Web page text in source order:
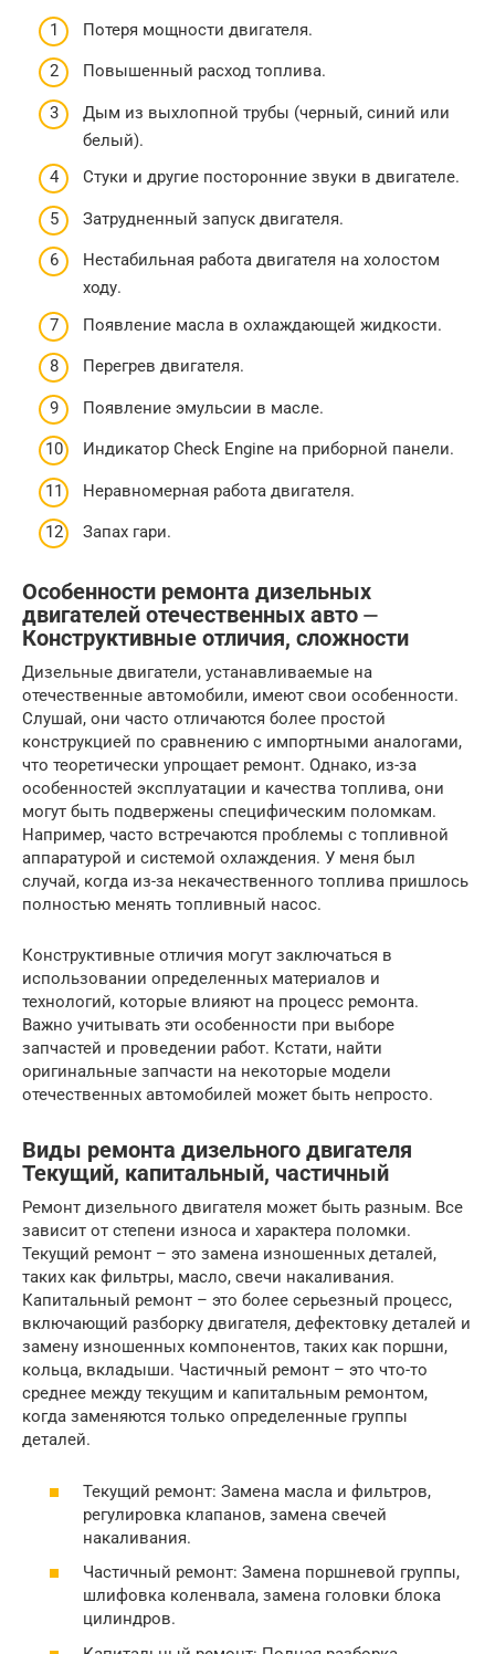
Потеря мощности двигателя.
Повышенный расход топлива.
Дым из выхлопной трубы (черный, синий или
белый).
Стуки и другие посторонние звуки в двигателе.
Затрудненный запуск двигателя.
Нестабильная работа двигателя на холостом
ходу.
Появление масла в охлаждающей жидкости.
Перегрев двигателя.
Появление эмульсии в масле.
Индикатор Check Engine на приборной панели.
Неравномерная работа двигателя.
Запах гари.
Особенности ремонта дизельных
двигателей отечественных авто ⏤
Конструктивные отличия, сложности
Дизельные двигатели, устанавливаемые на
отечественные автомобили, имеют свои особенности.
Слушай, они часто отличаются более простой
конструкцией по сравнению с импортными аналогами,
что теоретически упрощает ремонт. Однако, из-за
особенностей эксплуатации и качества топлива, они
могут быть подвержены специфическим поломкам.
Например, часто встречаются проблемы с топливной
аппаратурой и системой охлаждения. У меня был
случай, когда из-за некачественного топлива пришлось
полностью менять топливный насос.
Конструктивные отличия могут заключаться в
использовании определенных материалов и
технологий, которые влияют на процесс ремонта.
Важно учитывать эти особенности при выборе
запчастей и проведении работ. Кстати, найти
оригинальные запчасти на некоторые модели
отечественных автомобилей может быть непросто.
Виды ремонта дизельного двигателя
Текущий, капитальный, частичный
Ремонт дизельного двигателя может быть разным. Все
зависит от степени износа и характера поломки.
Текущий ремонт – это замена изношенных деталей,
таких как фильтры, масло, свечи накаливания.
Капитальный ремонт – это более серьезный процесс,
включающий разборку двигателя, дефектовку деталей и
замену изношенных компонентов, таких как поршни,
кольца, вкладыши. Частичный ремонт – это что-то
среднее между текущим и капитальным ремонтом,
когда заменяются только определенные группы
деталей.
Текущий ремонт: Замена масла и фильтров,
регулировка клапанов, замена свечей
накаливания.
Частичный ремонт: Замена поршневой группы,
шлифовка коленвала, замена головки блока
цилиндров.